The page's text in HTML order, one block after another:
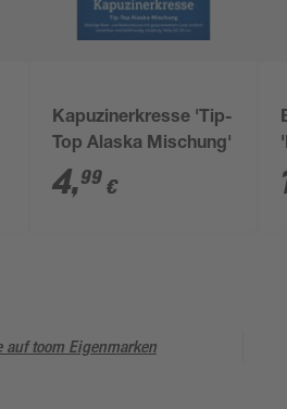
Kapuzinerkresse 'Tip-
Top Alaska Mischung'
4,99 €
auf toom Eigenmarken